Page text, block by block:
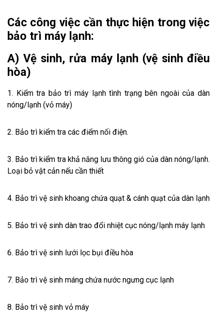
Các công việc cần thực hiện trong việc
bảo trì máy lạnh:
A) Vệ sinh, rửa máy lạnh (vệ sinh điều
hòa)
1. Kiểm tra bảo trì máy lạnh tình trạng bên ngoài của dàn
nóng/lạnh (vỏ máy)
2. Bảo trì kiểm tra các điểm nối điện.
3. Bảo trì kiểm tra khả năng lưu thông gió của dàn nóng/lạnh.
Loại bỏ vật cản nếu cần thiết
4. Bảo trì vệ sinh khoang chứa quạt & cánh quạt của dàn lạnh
5. Bảo trì vệ sinh dàn trao đổi nhiệt cục nóng/lạnh máy lạnh
6. Bảo trì vệ sinh lưới lọc bụi điều hòa
7. Bảo trì vệ sinh máng chứa nước ngưng cục lạnh
8. Bảo trì vệ sinh vỏ máy